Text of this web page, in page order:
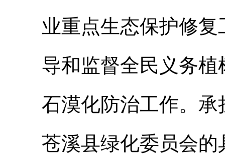
业重点生态保护修
导和监督全民义务
石漠化防治工作。
苍溪县绿化委员会